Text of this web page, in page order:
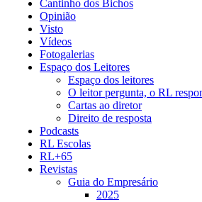
Cantinho dos Bichos
Opinião
Visto
Vídeos
Fotogalerias
Espaço dos Leitores
Espaço dos leitores
O leitor pergunta, o RL
Cartas ao diretor
Direito de resposta
Podcasts
RL Escolas
RL+65
Revistas
Guia do Empresário
2025